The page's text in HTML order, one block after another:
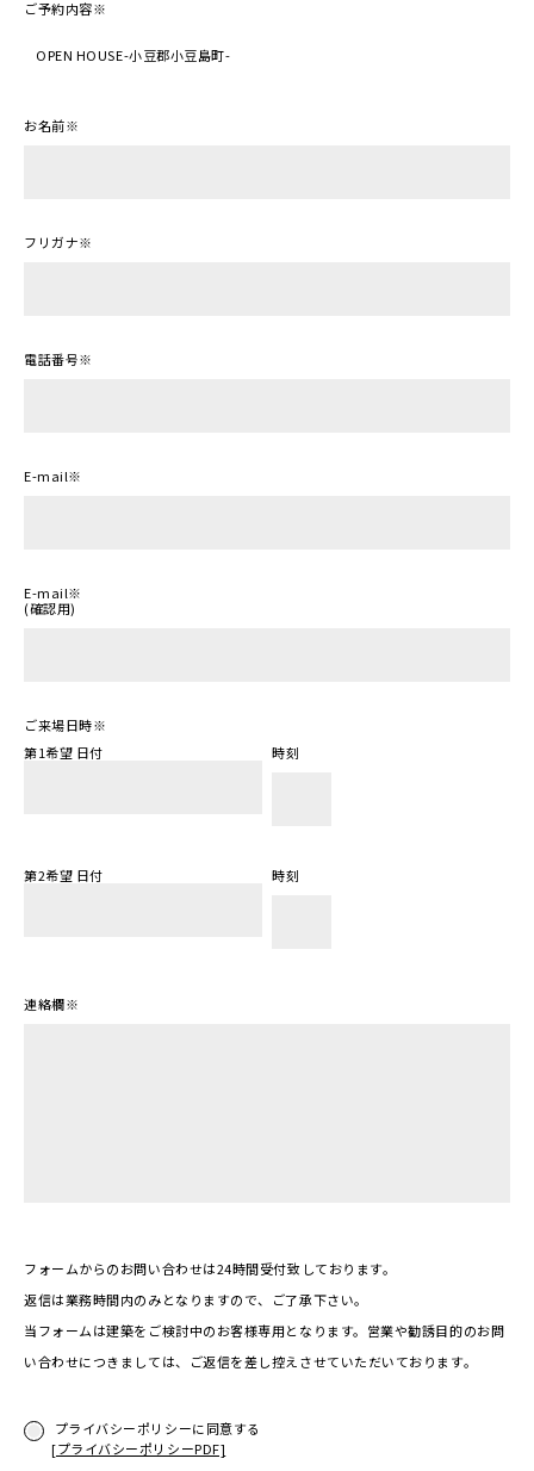
ご予約内容※
お名前※
フリガナ※
電話番号※
E-mail※
E-mail※
(確認用)
ご来場日時※
第1希望 日付
時刻
第2希望 日付 時刻
連絡欄※
フォームからのお問い合わせは24時間受付致しております。
返信は業務時間内のみとなりますので、ご了承下さい。
当フォームは建築をご検討中のお客様専用となります。営業や勧誘目的のお問
い合わせにつきましては、ご返信を差し控えさせていただいております。
プライバシーポリシーに同意する
[プライバシーポリシーPDF]